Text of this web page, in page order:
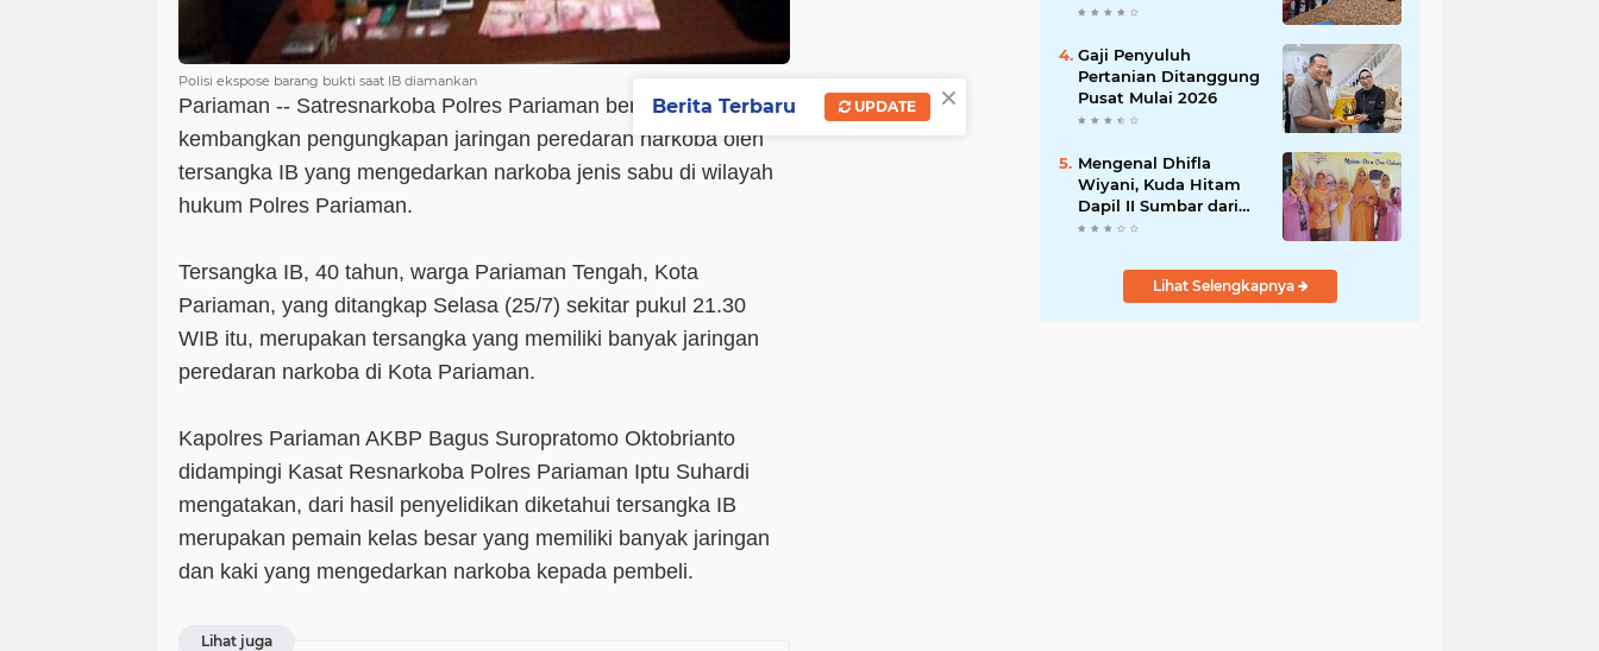
Polisi ekspose barang bukti saat IB diamankan
Pariaman -- Satresnarkoba Polres Pariaman berjanji akan terus
kembangkan pengungkapan jaringan peredaran narkoba oleh
tersangka IB yang mengedarkan narkoba jenis sabu di wilayah
hukum Polres Pariaman.
Tersangka IB, 40 tahun, warga Pariaman Tengah, Kota
Pariaman, yang ditangkap Selasa (25/7) sekitar pukul 21.30
WIB itu, merupakan tersangka yang memiliki banyak jaringan
peredaran narkoba di Kota Pariaman.
Kapolres Pariaman AKBP Bagus Suropratomo Oktobrianto
didampingi Kasat Resnarkoba Polres Pariaman Iptu Suhardi
mengatakan, dari hasil penyelidikan diketahui tersangka IB
merupakan pemain kelas besar yang memiliki banyak jaringan
dan kaki yang mengedarkan narkoba kepada pembeli.
Lihat juga
India
Gaji Penyuluh
Pertanian Ditanggung
Pusat Mulai 2026
Mengenal Dhifla
Wiyani, Kuda Hitam
Dapil II Sumbar dari
Golkar
Lihat Selengkapnya
×
Berita Terbaru UPDATE